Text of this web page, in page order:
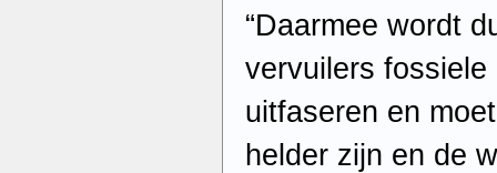
“Daarmee wordt
vervuilers
uitfaseren en
helder zijn en de